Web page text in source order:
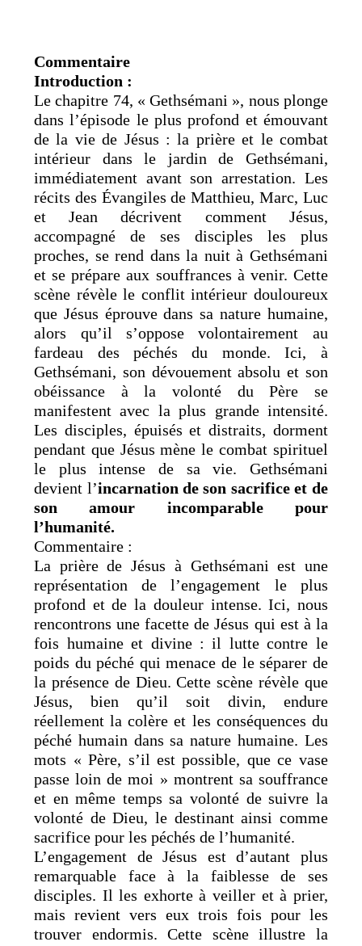
Commentaire
Introduction :
Le chapitre 74, « Gethsémani », nous plonge
dans l’épisode le plus profond et émouvant
de la vie de Jésus : la prière et le combat
intérieur dans le jardin de Gethsémani,
immédiatement avant son arrestation. Les
récits des Évangiles de Matthieu, Marc, Luc
et Jean décrivent comment Jésus,
accompagné de ses disciples les plus
proches, se rend dans la nuit à Gethsémani
et se prépare aux souffrances à venir. Cette
scène révèle le conflit intérieur douloureux
que Jésus éprouve dans sa nature humaine,
alors qu’il s’oppose volontairement au
fardeau des péchés du monde. Ici, à
Gethsémani, son dévouement absolu et son
obéissance à la volonté du Père se
manifestent avec la plus grande intensité.
Les disciples, épuisés et distraits, dorment
pendant que Jésus mène le combat spirituel
le plus intense de sa vie. Gethsémani
devient l’incarnation de son sacrifice et de
son amour incomparable pour
l’humanité.
Commentaire :
La prière de Jésus à Gethsémani est une
représentation de l’engagement le plus
profond et de la douleur intense. Ici, nous
rencontrons une facette de Jésus qui est à la
fois humaine et divine : il lutte contre le
poids du péché qui menace de le séparer de
la présence de Dieu. Cette scène révèle que
Jésus, bien qu’il soit divin, endure
réellement la colère et les conséquences du
péché humain dans sa nature humaine. Les
mots « Père, s’il est possible, que ce vase
passe loin de moi » montrent sa souffrance
et en même temps sa volonté de suivre la
volonté de Dieu, le destinant ainsi comme
sacrifice pour les péchés de l’humanité.
L’engagement de Jésus est d’autant plus
remarquable face à la faiblesse de ses
disciples. Il les exhorte à veiller et à prier,
mais revient vers eux trois fois pour les
trouver endormis. Cette scène illustre la